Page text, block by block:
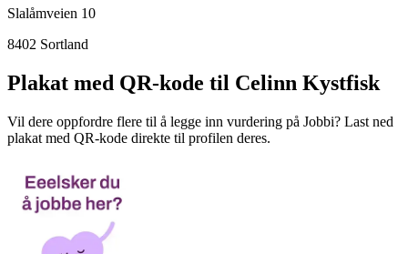
Slalåmveien 10
8402 Sortland
Plakat med QR-kode til Celinn Kystfisk
Vil dere oppfordre flere til å legge inn vurdering på Jobbi? Last ned
plakat med QR-kode direkte til profilen deres.